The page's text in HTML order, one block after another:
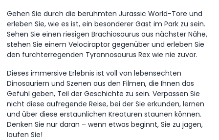
Gehen Sie durch die berühmten Jurassic World-Tore und
erleben Sie, wie es ist, ein besonderer Gast im Park zu sein.
Sehen Sie einen riesigen Brachiosaurus aus nächster Nähe,
stehen Sie einem Velociraptor gegenüber und erleben Sie
den furchterregenden Tyrannosaurus Rex wie nie zuvor.
Dieses immersive Erlebnis ist voll von lebensechten
Dinosauriern und Szenen aus den Filmen, die Ihnen das
Gefühl geben, Teil der Geschichte zu sein. Verpassen Sie
nicht diese aufregende Reise, bei der Sie erkunden, lernen
und über diese erstaunlichen Kreaturen staunen können.
Denken Sie nur daran – wenn etwas beginnt, Sie zu jagen,
laufen Sie!